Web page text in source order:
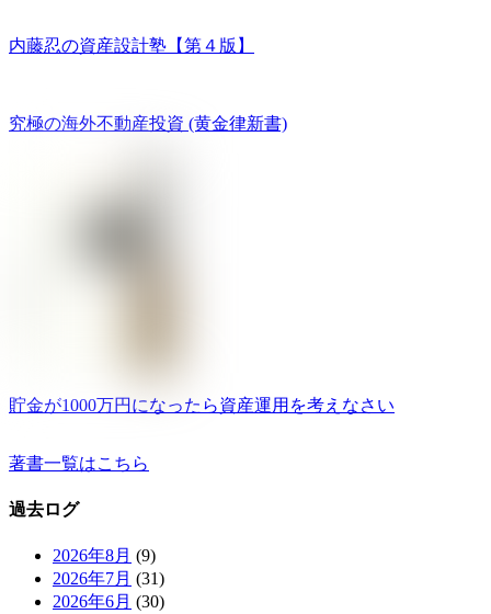
内藤忍の資産設計塾【第４版】
究極の海外不動産投資 (黄金律新書)
貯金が1000万円になったら資産運用を考えなさい
著書一覧はこちら
過去ログ
2026年8月 (9)
2026年7月 (31)
2026年6月 (30)